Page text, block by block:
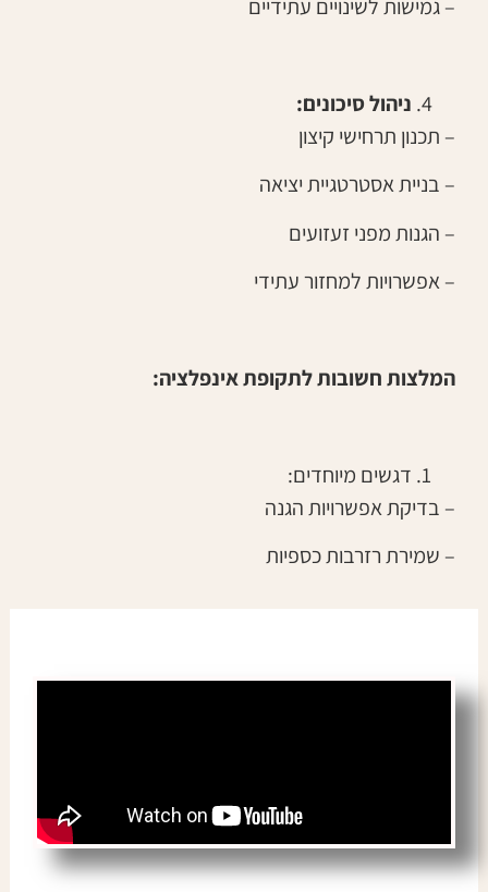
– גמישות לשינויים עתידיים
ניהול סיכונים:
– תכנון תרחישי קיצון
– בניית אסטרטגיית יציאה
– הגנות מפני זעזועים
– אפשרויות למחזור עתידי
המלצות חשובות לתקופת אינפלציה:
דגשים מיוחדים:
– בדיקת אפשרויות הגנה
– שמירת רזרבות כספיות